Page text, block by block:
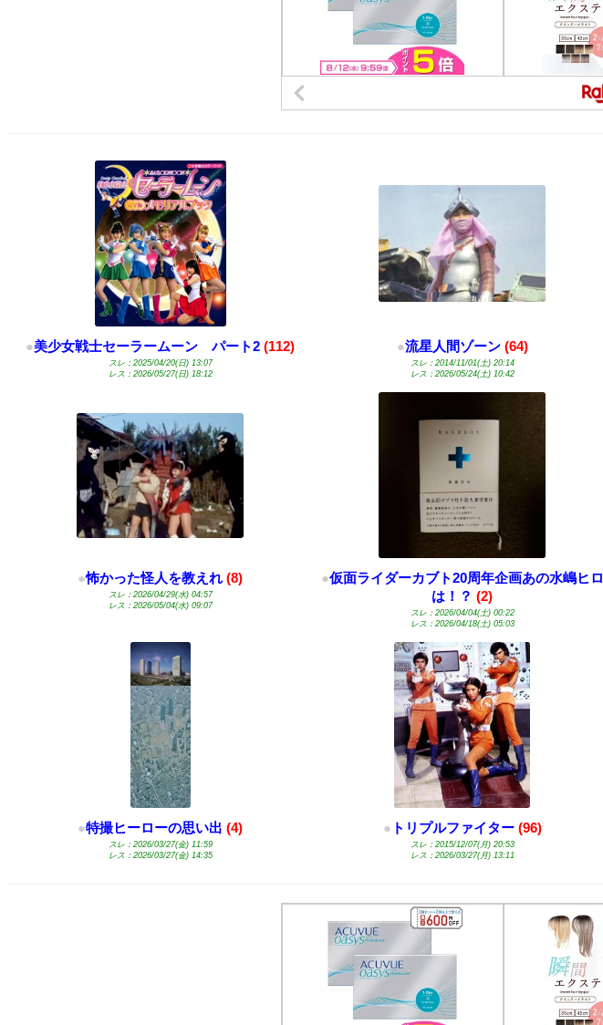
●美少女戦士セーラームーン パート2 (112)
スレ：2025/04/20(日) 13:07
レス：2026/05/27(日) 18:12
●流星人間ゾーン (64)
スレ：2014/11/01(土) 20:14
レス：2026/05/24(土) 10:42
●怖かった怪人を教えれ (8)
スレ：2026/04/29(水) 04:57
レス：2026/05/04(水) 09:07
●仮面ライダーカブト20周年企画あの水嶋ヒロ
は！？ (2)
スレ：2026/04/04(土) 00:22
レス：2026/04/18(土) 05:03
●特撮ヒーローの思い出 (4)
スレ：2026/03/27(金) 11:59
レス：2026/03/27(金) 14:35
● トリプルファイター (96)
スレ：2015/12/07(月) 20:53
レス：2026/03/27(月) 13:11